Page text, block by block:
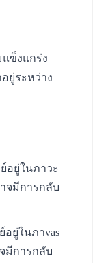
ข็งแกร่ง
ยู่ระหว่าง
อยู่ในภาวะ
าจมีการกลับ
อยู่ในภาvas
มีการกลับ